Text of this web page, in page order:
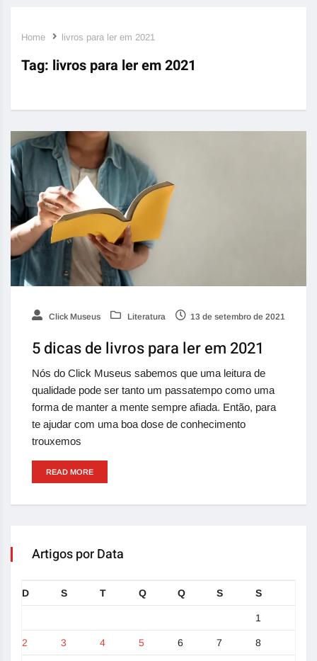
Home livros para ler em 2021
Tag: livros para ler em 2021
Click Museus Literatura 13 de setembro de 2021
5 dicas de livros para ler em 2021
Nós do Click Museus sabemos que uma leitura de
qualidade pode ser tanto um passatempo como uma
forma de manter a mente sempre afiada. Então, para
te ajudar com uma boa dose de conhecimento
trouxemos
READ MORE
Artigos por Data
D S T Q Q S S
1
2 3 4 5 6 7 8